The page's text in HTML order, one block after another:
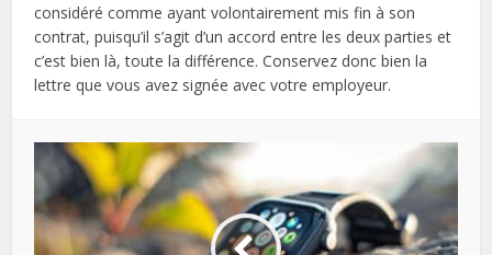
considéré comme ayant volontairement mis fin à son
contrat, puisqu’il s’agit d’un accord entre les deux parties et
c’est bien là, toute la différence. Conservez donc bien la
lettre que vous avez signée avec votre employeur.